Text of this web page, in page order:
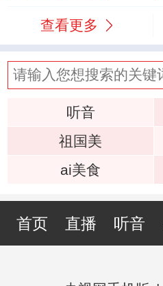
查看更多
听音
祖国美
ai美食
首页 直播 听音